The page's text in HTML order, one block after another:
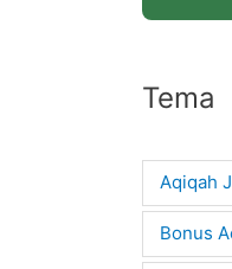
Tema
Aqiqah
Bonus